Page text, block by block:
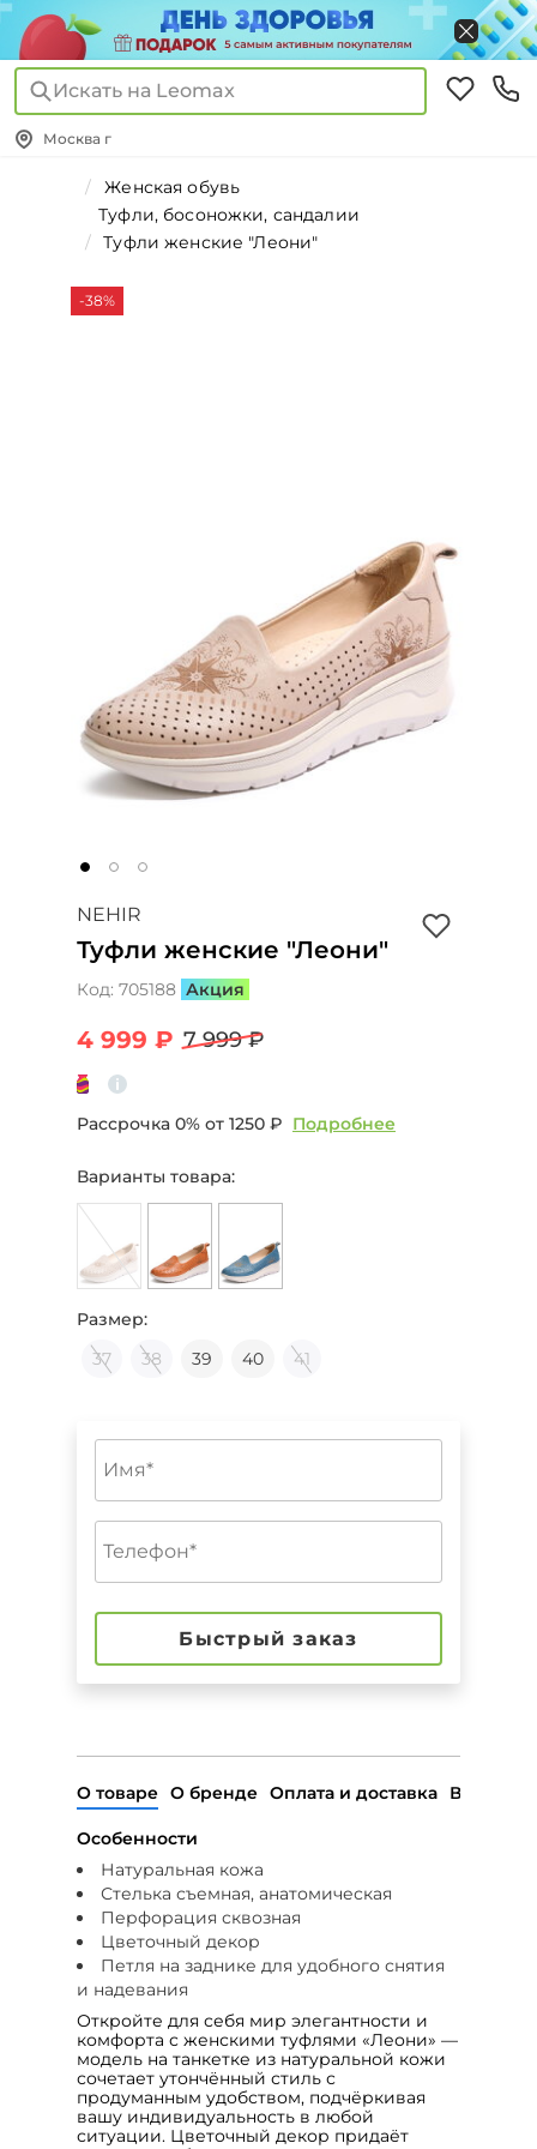
Искать на Leomax
Москва г
Женская обувь
Туфли, босоножки, сандалии
Туфли женские "Леони"
-38%
NEHIR
Туфли женские "Леони"
Код: 705188 Акция
4 999 ₽ 7 999 ₽
Рассрочка 0% от 1250 ₽ Подробнее
Варианты товара:
Размер:
37
38 39 40 41
Быстрый заказ
О товаре О бренде Оплата и доставка Возврат
Особенности
Натуральная кожа
Стелька съемная, анатомическая
Перфорация сквозная
Цветочный декор
Петля на заднике для удобного снятия
и надевания
Откройте для себя мир элегантности и
комфорта с женскими туфлями «Леони» —
модель на танкетке из натуральной кожи
сочетает утончённый стиль с
продуманным удобством, подчёркивая
вашу индивидуальность в любой
ситуации. Цветочный декор придаёт